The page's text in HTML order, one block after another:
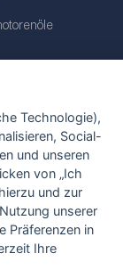
Technologie),
Social-
und unseren
von „Ich
und zur
unserer
Präferenzen in
Ihre